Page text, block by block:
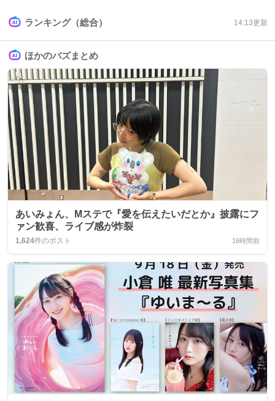
ランキング（総合） 14:13更新
ほかのバズまとめ
あいみょん、Mステで『愛を伝えたいだとか』披露にフ
ァン歓喜、ライブ感が炸裂
1,624件のポスト 16時間前